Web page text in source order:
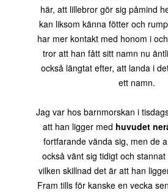
här, att lillebror gör sig påmind
kan liksom känna fötter och
har mer kontakt med honom i
tror att han fått sitt namn nu
också längtat efter, att landa i
ett namn.
Jag var hos barnmorskan i
att han ligger med huvudet
fortfarande vända sig, men de
också vänt sig tidigt och stannat
vilken skillnad det är att han
Fram tills för kanske en vecka